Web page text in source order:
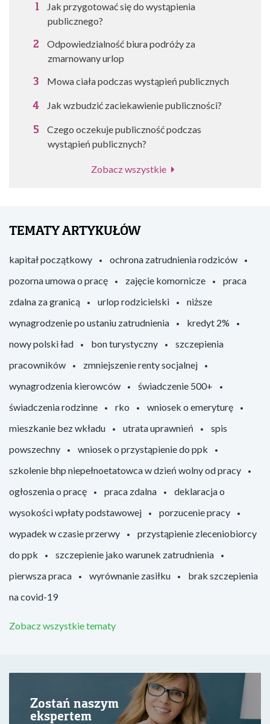
Jak przygotować się do wystąpienia
publicznego?
Odpowiedzialność biura podróży za
zmarnowany urlop
Mowa ciała podczas wystąpień publicznych
Jak wzbudzić zaciekawienie publiczności?
Czego oczekuje publiczność podczas
wystąpień publicznych?
Zobacz wszystkie
TEMATY ARTYKUŁÓW
kapitał początkowy
ochrona zatrudnienia rodziców
pozorna umowa o pracę
zajęcie komornicze
praca
zdalna za granicą
urlop rodzicielski
niższe
wynagrodzenie po ustaniu zatrudnienia
kredyt 2%
nowy polski ład
bon turystyczny
szczepienia
pracowników
zmniejszenie renty socjalnej
wynagrodzenia kierowców
świadczenie 500+
świadczenia rodzinne
rko
wniosek o emeryturę
mieszkanie bez wkładu
utrata uprawnień
spis
powszechny
wniosek o przystąpienie do ppk
szkolenie bhp niepełnoetatowca w dzień wolny od pracy
ogłoszenia o pracę
praca zdalna
deklaracja o
wysokości wpłaty podstawowej
porzucenie pracy
wypadek w czasie przerwy
przystąpienie zleceniobiorcy
do ppk
szczepienie jako warunek zatrudnienia
pierwsza praca
wyrównanie zasiłku
brak szczepienia
na covid-19
Zobacz wszystkie tematy
Zostań naszym
ekspertem